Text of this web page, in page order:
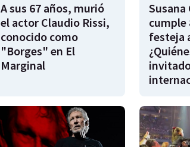
A sus 67 años, murió
el actor Claudio Rissi,
conocido como
"Borges" en El
Marginal
Susana
cumple
festeja